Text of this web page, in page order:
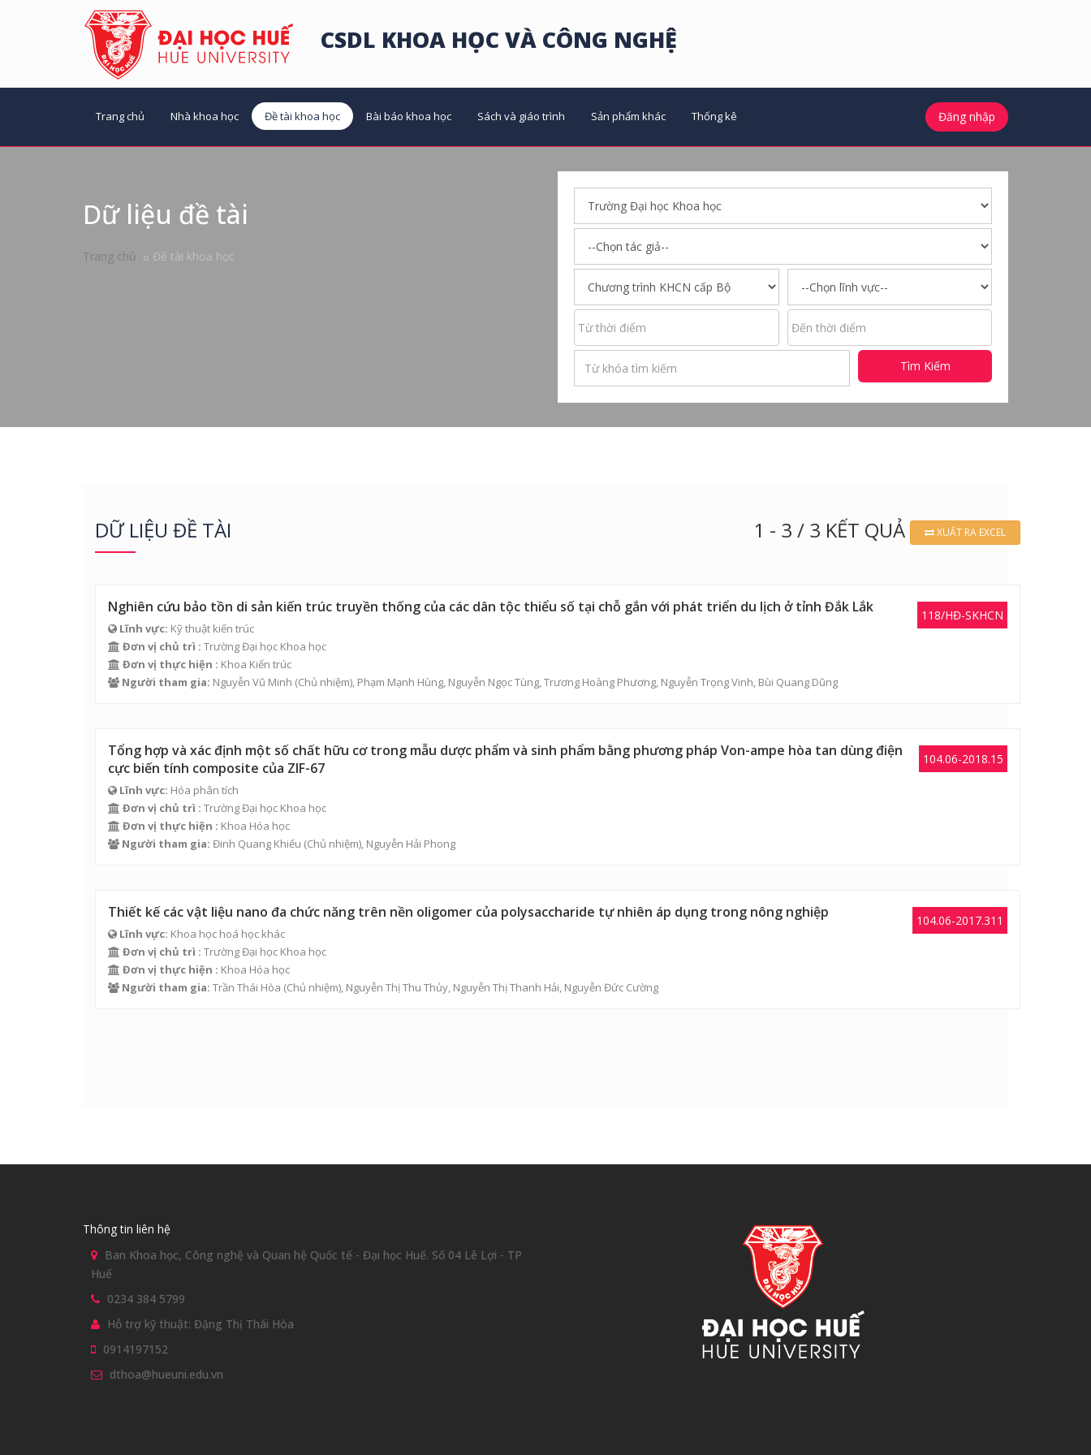
CSDL KHOA HỌC VÀ CÔNG NGHỆ
Trang chủ Nhà khoa học Đề tài khoa học Bài báo khoa học Sách và giáo trình Sản phẩm khác Thống kê Đăng nhập
Dữ liệu đề tài
Trang chủ Đề tài khoa học
Tìm Kiếm
DỮ LIỆU ĐỀ TÀI 1 - 3 / 3 KẾT QUẢ XUẤT RA EXCEL
118/HĐ-SKHCN
Nghiên cứu bảo tồn di sản kiến trúc truyền thống của các dân tộc thiểu số tại chỗ gắn với phát triển du lịch ở tỉnh Đắk Lắk
Lĩnh vực: Kỹ thuật kiến trúc
Đơn vị chủ trì : Trường Đại học Khoa học
Đơn vị thực hiện : Khoa Kiến trúc
Người tham gia: Nguyễn Vũ Minh (Chủ nhiệm), Phạm Mạnh Hùng, Nguyễn Ngọc Tùng,Trương Hoàng Phương, Nguyễn Trọng Vinh, Bùi Quang Dũng
104.06-2018.15
Tổng hợp và xác định một số chất hữu cơ trong mẫu dược phẩm và sinh phẩm bằng phương pháp Von-ampe hòa tan dùng điện
cực biến tính composite của ZIF-67
Lĩnh vực: Hóa phân tích
Đơn vị chủ trì : Trường Đại học Khoa học
Đơn vị thực hiện : Khoa Hóa học
Người tham gia: Đinh Quang Khiếu (Chủ nhiệm), Nguyễn Hải Phong
104.06-2017.311
Thiết kế các vật liệu nano đa chức năng trên nền oligomer của polysaccharide tự nhiên áp dụng trong nông nghiệp
Lĩnh vực: Khoa học hoá học khác
Đơn vị chủ trì : Trường Đại học Khoa học
Đơn vị thực hiện : Khoa Hóa học
Người tham gia: Trần Thái Hòa (Chủ nhiệm), Nguyễn Thị Thu Thủy, Nguyễn Thị Thanh Hải, Nguyễn Đức Cường
Thông tin liên hệ
Ban Khoa học, Công nghệ và Quan hệ Quốc tế - Đại học Huế. Số 04 Lê Lợi - TP
Huế
0234 384 5799
Hỗ trợ kỹ thuật: Đặng Thị Thái Hòa
0914197152
dthoa@hueuni.edu.vn